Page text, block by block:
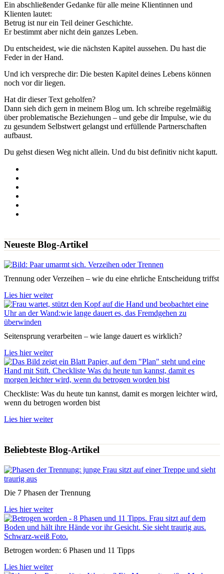
Ein abschließender Gedanke für alle meine Klientinnen und
Klienten lautet:
Betrug ist nur ein Teil deiner Geschichte.
Er bestimmt aber nicht dein ganzes Leben.
Du entscheidest, wie die nächsten Kapitel aussehen. Du hast die
Feder in der Hand.
Und ich verspreche dir: Die besten Kapitel deines Lebens können
noch vor dir liegen.
Hat dir dieser Text geholfen?
Dann sieh dich gern in meinem Blog um. Ich schreibe regelmäßig
über problematische Beziehungen – und gebe dir Impulse, wie du
zu gesundem Selbstwert gelangst und erfüllende Partnerschaften
aufbaust.
Du gehst diesen Weg nicht allein. Und du bist definitiv nicht kaputt.
Neueste Blog-Artikel
Trennung oder Verzeihen – wie du eine ehrliche Entscheidung triffst
Lies hier weiter
Seitensprung verarbeiten – wie lange dauert es wirklich?
Lies hier weiter
Checkliste: Was du heute tun kannst, damit es morgen leichter wird,
wenn du betrogen worden bist
Lies hier weiter
Beliebteste Blog-Artikel
Die 7 Phasen der Trennung
Lies hier weiter
Betrogen worden: 6 Phasen und 11 Tipps
Lies hier weiter